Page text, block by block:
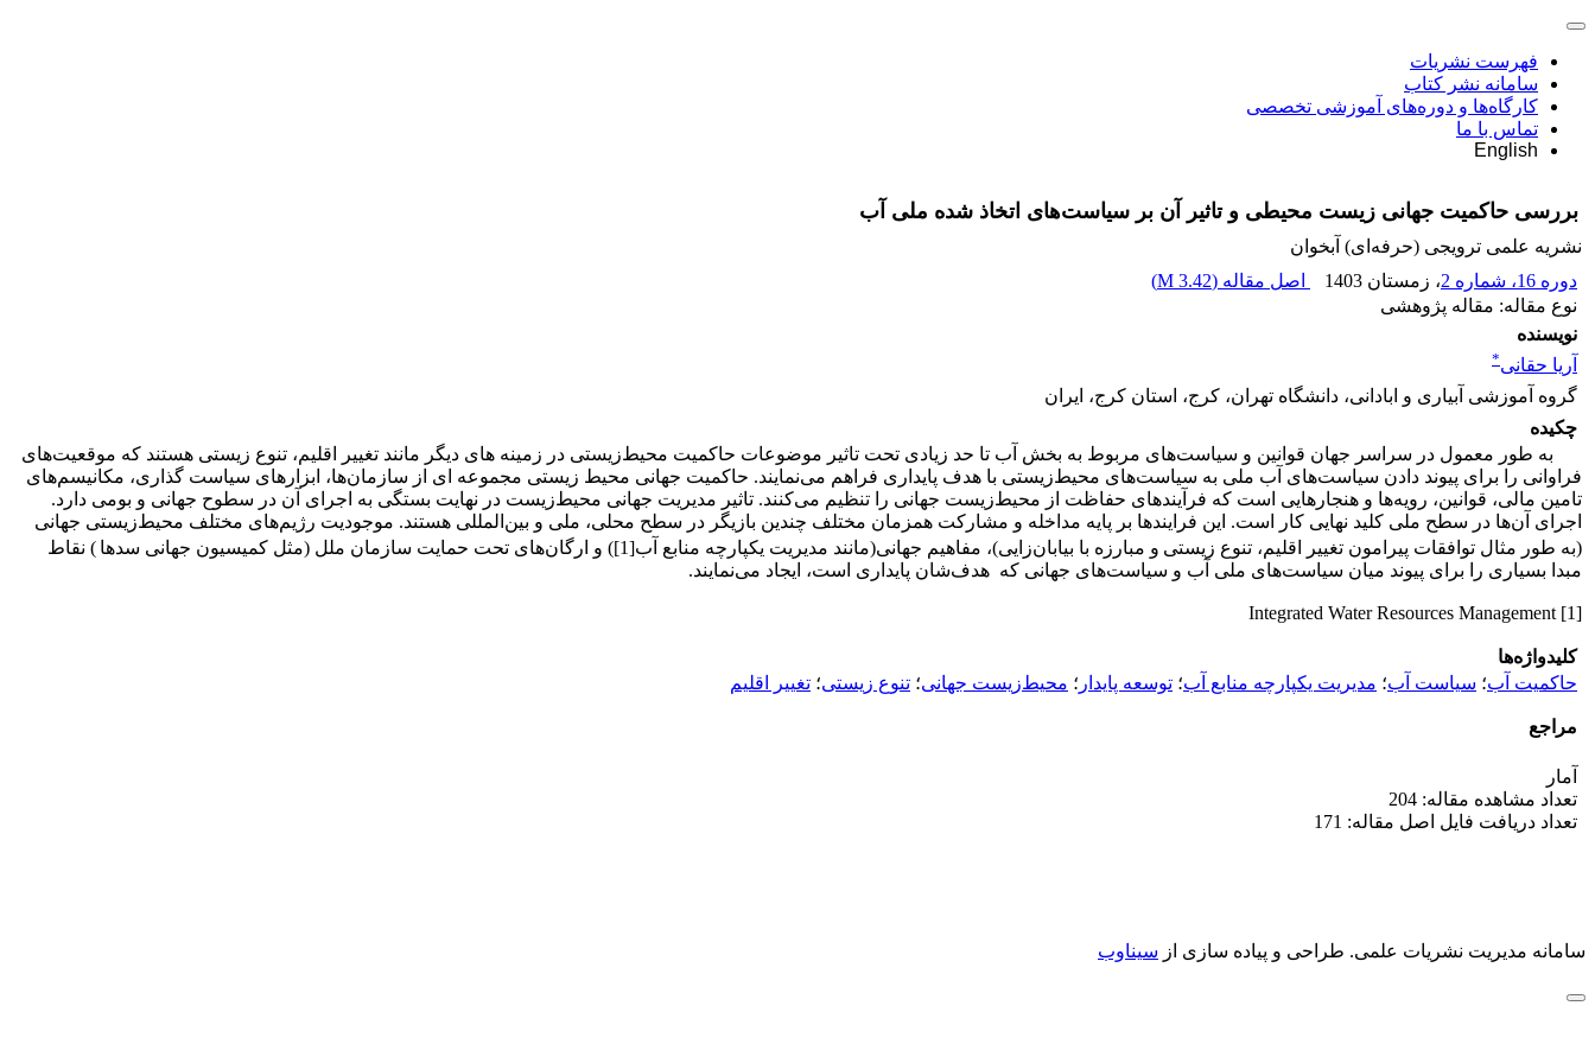
فهرست نشریات
سامانه نشر کتاب
کارگاه‌ها و دوره‌های آموزشی تخصصی
تماس با ما
English
بررسی حاکمیت جهانی زیست محیطی و تاثیر آن بر سیاست‌های اتخاذ شده ملی آب
نشریه علمی ترویجی (حرفه‌ای) آبخوان
دوره 16، شماره 2
، زمستان 1403 اصل مقاله (3.42 M
)
نوع مقاله: مقاله پژوهشی
نویسنده
آریا حقانی*
گروه آموزشی آبیاری و ابادانی، دانشگاه تهران، کرج، استان کرج، ایران
چکیده
به طور معمول در سراسر جهان قوانین و سیاست‌های مربوط به بخش آب تا حد زیادی تحت تاثیر موضوعات حاکمیت محیط‌زیستی در زمینه های دیگر مانند تغییر اقلیم، تنوع زیستی هستند که موقعیت‌های
فراوانی را برای پیوند دادن سیاست‌های آب ملی به سیاست‌های محیط‌زیستی با هدف پایداری فراهم می‌نمایند. حاکمیت جهانی محیط زیستی مجموعه ای از سازمان‌ها، ابزار‌های سیاست گذاری، مکانیسم‌های
تامین مالی، قوانین، رویه‌ها و هنجار‌هایی است که فرآیند‌های حفاظت از محیط‌زیست جهانی را تنظیم می‌کنند. تاثیر مدیریت جهانی محیط‌زیست در نهایت بستگی به اجرای آن در سطوح جهانی و بومی دارد.
اجرای آن‌ها در سطح ملی کلید نهایی کار است. این فرایندها بر پایه مداخله و مشارکت همزمان مختلف چندین بازیگر در سطح محلی، ملی و بین‌المللی هستند. موجودیت رژیم‌های مختلف محیط‌زیستی جهانی
(به طور مثال توافقات پیرامون تغییر اقلیم، تنوع زیستی و مبارزه با بیابان‌زایی)، مفاهیم جهانی(مانند مدیریت یکپارچه منابع آب[1]) و ارگان‌های تحت حمایت سازمان ملل (مثل کمیسیون جهانی سدها
) نقاط
مبدا بسیاری را برای پیوند میان سیاست‌های ملی آب و سیاست‌های جهانی که هدف‌شان پایداری است، ایجاد می‌نمایند.
[1] Integrated Water Resources Management
کلیدواژه‌ها
حاکمیت آب؛ سیاست آب؛ مدیریت یکپارچه منابع آب؛ توسعه پایدار ؛ محیط‌زیست جهانی؛ تنوع زیستی؛ تغییر اقلیم
مراجع
آمار
تعداد مشاهده مقاله: 204
تعداد دریافت فایل اصل مقاله: 171
سامانه مدیریت نشریات علمی. طراحی و پیاده سازی از سیناوب